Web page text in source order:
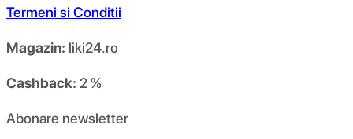
Termeni si Conditii
Magazin: liki24.ro
Cashback: 2 %
Abonare newsletter